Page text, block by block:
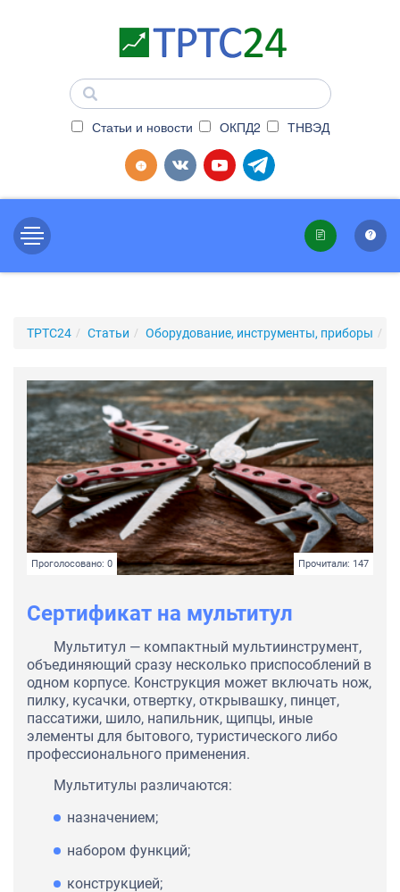
Статьи и новости ОКПД2 ТНВЭД
ТРТС24 Статьи Оборудование, инструменты, приборы
Проголосовано: 0 Прочитали: 147
Сертификат на мультитул
Мультитул — компактный мультиинструмент,
объединяющий сразу несколько приспособлений в
одном корпусе. Конструкция может включать нож,
пилку, кусачки, отвертку, открывашку, пинцет,
пассатижи, шило, напильник, щипцы, иные
элементы для бытового, туристического либо
профессионального применения.
Мультитулы различаются:
назначением;
набором функций;
конструкцией;